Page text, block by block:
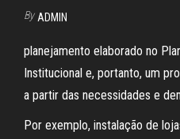
By ADMIN
planejamento elaborado no
Institucional e, portanto, um
a partir das necessidades e
Por exemplo, instalação de